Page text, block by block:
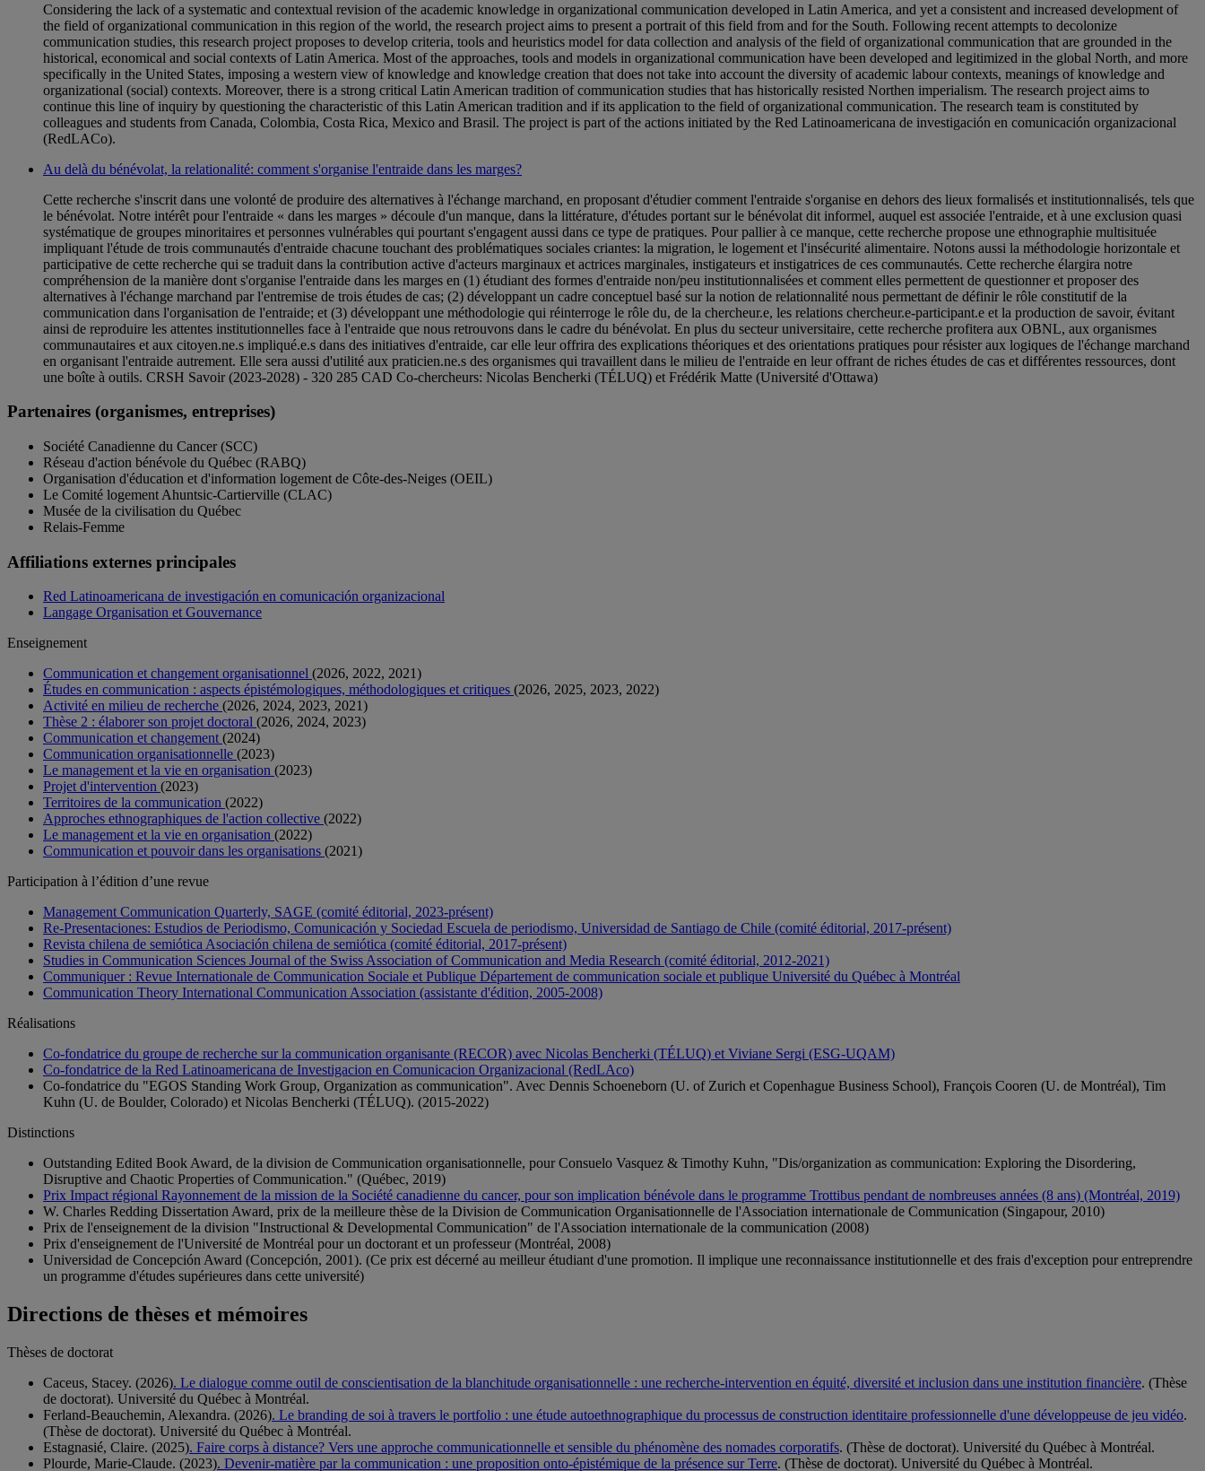
Considering the lack of a systematic and contextual revision of the academic knowledge in organizational communication developed in Latin America, and yet a consistent and increased development of
the field of organizational communication in this region of the world, the research project aims to present a portrait of this field from and for the South. Following recent attempts to decolonize
communication studies, this research project proposes to develop criteria, tools and heuristics model for data collection and analysis of the field of organizational communication that are grounded in the
historical, economical and social contexts of Latin America. Most of the approaches, tools and models in organizational communication have been developed and legitimized in the global North, and more
specifically in the United States, imposing a western view of knowledge and knowledge creation that does not take into account the diversity of academic labour contexts, meanings of knowledge and
organizational (social) contexts. Moreover, there is a strong critical Latin American tradition of communication studies that has historically resisted Northen imperialism. The research project aims to
continue this line of inquiry by questioning the characteristic of this Latin American tradition and if its application to the field of organizational communication. The research team is constituted by
colleagues and students from Canada, Colombia, Costa Rica, Mexico and Brasil. The project is part of the actions initiated by the Red Latinoamericana de investigación en comunicación organizacional
(RedLACo).
Au delà du bénévolat, la relationalité: comment s'organise l'entraide dans les marges?
Cette recherche s'inscrit dans une volonté de produire des alternatives à l'échange marchand, en proposant d'étudier comment l'entraide s'organise en dehors des lieux formalisés et institutionnalisés, tels que
le bénévolat. Notre intérêt pour l'entraide « dans les marges » découle d'un manque, dans la littérature, d'études portant sur le bénévolat dit informel, auquel est associée l'entraide, et à une exclusion quasi
systématique de groupes minoritaires et personnes vulnérables qui pourtant s'engagent aussi dans ce type de pratiques. Pour pallier à ce manque, cette recherche propose une ethnographie multisituée
impliquant l'étude de trois communautés d'entraide chacune touchant des problématiques sociales criantes: la migration, le logement et l'insécurité alimentaire. Notons aussi la méthodologie horizontale et
participative de cette recherche qui se traduit dans la contribution active d'acteurs marginaux et actrices marginales, instigateurs et instigatrices de ces communautés. Cette recherche élargira notre
compréhension de la manière dont s'organise l'entraide dans les marges en (1) étudiant des formes d'entraide non/peu institutionnalisées et comment elles permettent de questionner et proposer des
alternatives à l'échange marchand par l'entremise de trois études de cas; (2) développant un cadre conceptuel basé sur la notion de relationnalité nous permettant de définir le rôle constitutif de la
communication dans l'organisation de l'entraide; et (3) développant une méthodologie qui réinterroge le rôle du, de la chercheur.e, les relations chercheur.e-participant.e et la production de savoir, évitant
ainsi de reproduire les attentes institutionnelles face à l'entraide que nous retrouvons dans le cadre du bénévolat. En plus du secteur universitaire, cette recherche profitera aux OBNL, aux organismes
communautaires et aux citoyen.ne.s impliqué.e.s dans des initiatives d'entraide, car elle leur offrira des explications théoriques et des orientations pratiques pour résister aux logiques de l'échange marchand
en organisant l'entraide autrement. Elle sera aussi d'utilité aux praticien.ne.s des organismes qui travaillent dans le milieu de l'entraide en leur offrant de riches études de cas et différentes ressources, dont
une boîte à outils. CRSH Savoir (2023-2028) - 320 285 CAD Co-chercheurs: Nicolas Bencherki (TÉLUQ) et Frédérik Matte (Université d'Ottawa)
Partenaires (organismes, entreprises)
Société Canadienne du Cancer (SCC)
Réseau d'action bénévole du Québec (RABQ)
Organisation d'éducation et d'information logement de Côte-des-Neiges (OEIL)
Le Comité logement Ahuntsic-Cartierville (CLAC)
Musée de la civilisation du Québec
Relais-Femme
Affiliations externes principales
Red Latinoamericana de investigación en comunicación organizacional
Langage Organisation et Gouvernance
Enseignement
Communication et changement organisationnel (2026, 2022, 2021)
Études en communication : aspects épistémologiques, méthodologiques et critiques (2026, 2025, 2023, 2022)
Activité en milieu de recherche (2026, 2024, 2023, 2021)
Thèse 2 : élaborer son projet doctoral (2026, 2024, 2023)
Communication et changement(2024)
Communication organisationnelle (2023)
Le management et la vie en organisation (2023)
Projet d'intervention (2023)
Territoires de la communication (2022)
Approches ethnographiques de l'action collective (2022)
Le management et la vie en organisation (2022)
Communication et pouvoir dans les organisations (2021)
Participation à l’édition d’une revue
Management Communication Quarterly, SAGE (comité éditorial, 2023-présent)
Re-Presentaciones: Estudios de Periodismo, Comunicación y Sociedad Escuela de periodismo, Universidad de Santiago de Chile (comité éditorial, 2017-présent)
Revista chilena de semiótica Asociación chilena de semiótica (comité éditorial, 2017-présent)
Studies in Communication Sciences Journal of the Swiss Association of Communication and Media Research (comité éditorial, 2012-2021)
Communiquer : Revue Internationale de Communication Sociale et Publique Département de communication sociale et publique Université du Québec à Montréal
Communication Theory International Communication Association (assistante d'édition, 2005-2008)
Réalisations
Co-fondatrice du groupe de recherche sur la communication organisante (RECOR) avec Nicolas Bencherki (TÉLUQ) et Viviane Sergi (ESG-UQAM)
Co-fondatrice de la Red Latinoamericana de Investigacion en Comunicacion Organizacional (RedLAco)
Co-fondatrice du "EGOS Standing Work Group, Organization as communication". Avec Dennis Schoeneborn (U. of Zurich et Copenhague Business School), François Cooren (U. de Montréal), Tim
Kuhn (U. de Boulder, Colorado) et Nicolas Bencherki (TÉLUQ). (2015-2022)
Distinctions
Outstanding Edited Book Award, de la division de Communication organisationnelle, pour Consuelo Vasquez & Timothy Kuhn, "Dis/organization as communication: Exploring the Disordering,
Disruptive and Chaotic Properties of Communication." (Québec, 2019)
Prix Impact régional Rayonnement de la mission de la Société canadienne du cancer, pour son implication bénévole dans le programme Trottibus pendant de nombreuses années (8 ans) (Montréal, 2019)
W. Charles Redding Dissertation Award, prix de la meilleure thèse de la Division de Communication Organisationnelle de l'Association internationale de Communication (Singapour, 2010)
Prix de l'enseignement de la division "Instructional & Developmental Communication" de l'Association internationale de la communication (2008)
Prix d'enseignement de l'Université de Montréal pour un doctorant et un professeur (Montréal, 2008)
Universidad de Concepción Award (Concepción, 2001). (Ce prix est décerné au meilleur étudiant d'une promotion. Il implique une reconnaissance institutionnelle et des frais d'exception pour entreprendre
un programme d'études supérieures dans cette université)
Directions de thèses et mémoires
Thèses de doctorat
Caceus, Stacey. (2026). Le dialogue comme outil de conscientisation de la blanchitude organisationnelle : une recherche-intervention en équité, diversité et inclusion dans une institution financière. (Thèse
de doctorat). Université du Québec à Montréal.
Ferland-Beauchemin, Alexandra. (2026). Le branding de soi à travers le portfolio : une étude autoethnographique du processus de construction identitaire professionnelle d'une développeuse de jeu vidéo.
(Thèse de doctorat). Université du Québec à Montréal.
Estagnasié, Claire. (2025). Faire corps à distance? Vers une approche communicationnelle et sensible du phénomène des nomades corporatifs. (Thèse de doctorat). Université du Québec à Montréal.
Plourde, Marie-Claude. (2023). Devenir-matière par la communication : une proposition onto-épistémique de la présence sur Terre. (Thèse de doctorat). Université du Québec à Montréal.